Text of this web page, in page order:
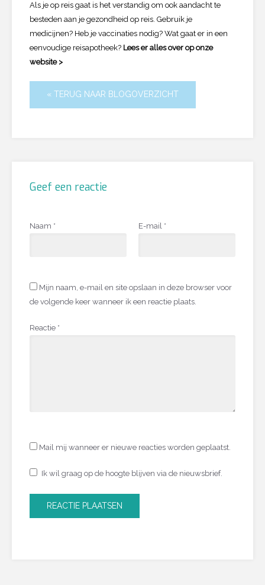
Als je op reis gaat is het verstandig om ook aandacht te
besteden aan je gezondheid op reis. Gebruik je
medicijnen? Heb je vaccinaties nodig? Wat gaat er in een
eenvoudige reisapotheek? Lees er alles over op onze
website >
« TERUG NAAR BLOGOVERZICHT
Geef een reactie
Naam * E-mail *
Mijn naam, e-mail en site opslaan in deze browser voor
de volgende keer wanneer ik een reactie plaats.
Reactie *
Mail mij wanneer er nieuwe reacties worden geplaatst.
Ik wil graag op de hoogte blijven via de nieuwsbrief.